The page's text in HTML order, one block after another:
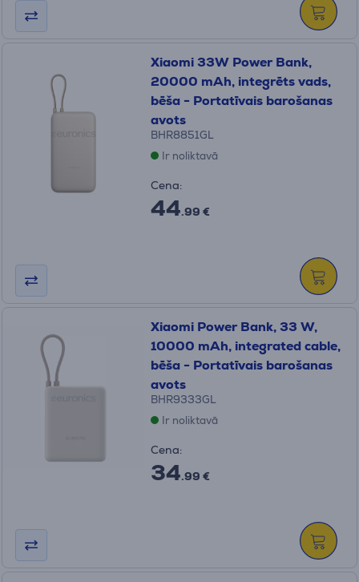
Xiaomi 33W Power Bank,
20000 mAh, integrēts vads,
bēša - Portatīvais barošanas
avots
BHR8851GL
Ir noliktavā
Cena:
44.99 €
Xiaomi Power Bank, 33 W,
10000 mAh, integrated cable,
bēša - Portatīvais barošanas
avots
BHR9333GL
Ir noliktavā
Cena:
34.99 €